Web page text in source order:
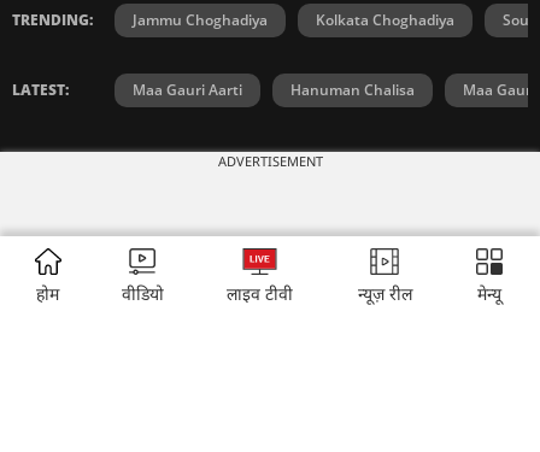
TRENDING: Jammu Choghadiya Kolkata Choghadiya
LATEST: Maa Gauri Aarti Hanuman Chalisa Maa Gauri
DOWNLOAD APP
ADVERTISEMENT
होम वीडियो लाइव टीवी न्यूज़ रील मेन्यू